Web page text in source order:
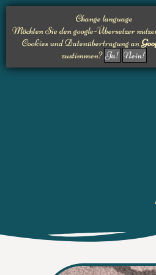
Change language
Möchten Sie den google-Übersetzer
Cookies und Datenübertragung an
zustimmen?Ja! Nein!